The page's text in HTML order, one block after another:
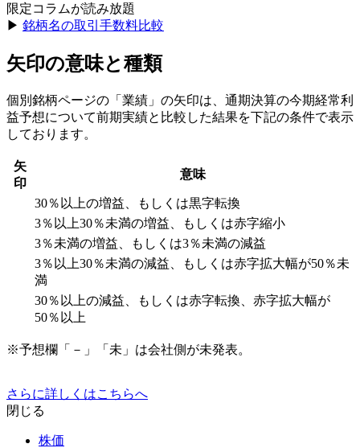
限定コラムが読み放題
▶︎ 銘柄名の取引手数料比較
矢印の意味と種類
個別銘柄ページの「業績」の矢印は、通期決算の今期経常利
益予想について前期実績と比較した結果を下記の条件で表示
しております。
矢
印
意味
30％以上の増益、もしくは黒字転換
3％以上30％未満の増益、もしくは赤字縮小
3％未満の増益、もしくは3％未満の減益
3％以上30％未満の減益、もしくは赤字拡大幅が50％未
満
30％以上の減益、もしくは赤字転換、赤字拡大幅が
50％以上
※予想欄「－」「未」は会社側が未発表。
さらに詳しくはこちらへ
閉じる
株価